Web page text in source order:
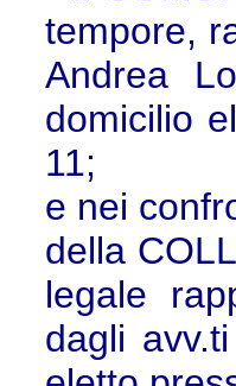
tempore,
Andrea
domicilio
11;
e nei
della
legale
dagli